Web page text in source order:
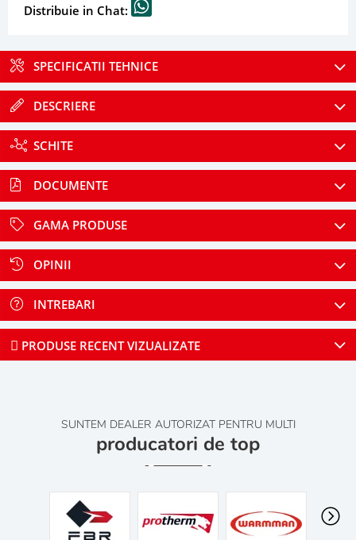
Distribuie in Chat:
SPECIFICATII TEHNICE
DESCRIERE
SCHITE
DOCUMENTE
GAMA PRODUSE
OPINII
INTREBARI
PRODUSE RECENT VIZUALIZATE
SUNTEM DEALER AUTORIZAT PENTRU MULTI
producatori de top